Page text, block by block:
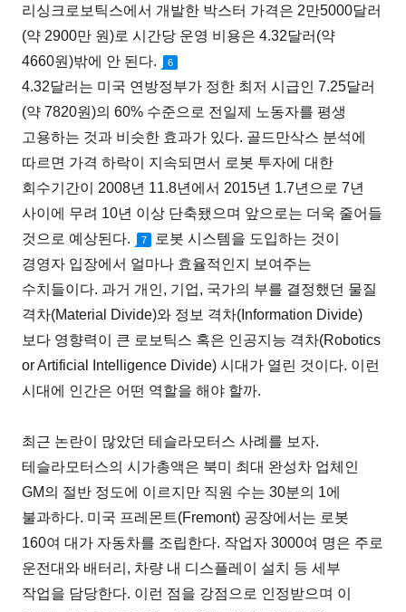
리싱크로보틱스에서 개발한 박스터 가격은 2만5000달러
(약 2900만 원)로 시간당 운영 비용은 4.32달러(약
4660원)밖에 안 된다.
6
4.32달러는 미국 연방정부가 정한 최저 시급인 7.25달러
(약 7820원)의 60% 수준으로 전일제 노동자를 평생
고용하는 것과 비슷한 효과가 있다. 골드만삭스 분석에
따르면 가격 하락이 지속되면서 로봇 투자에 대한
회수기간이 2008년 11.8년에서 2015년 1.7년으로 7년
사이에 무려 10년 이상 단축됐으며 앞으로는 더욱 줄어들
것으로 예상된다.
7
로봇 시스템을 도입하는 것이
경영자 입장에서 얼마나 효율적인지 보여주는
수치들이다. 과거 개인, 기업, 국가의 부를 결정했던 물질
격차(Material Divide)와 정보 격차(Information Divide)
보다 영향력이 큰 로보틱스 혹은 인공지능 격차(Robotics
or Artificial Intelligence Divide) 시대가 열린 것이다. 이런
시대에 인간은 어떤 역할을 해야 할까.
최근 논란이 많았던 테슬라모터스 사례를 보자.
테슬라모터스의 시가총액은 북미 최대 완성차 업체인
GM의 절반 정도에 이르지만 직원 수는 30분의 1에
불과하다. 미국 프레몬트(Fremont) 공장에서는 로봇
160여 대가 자동차를 조립한다. 작업자 3000여 명은 주로
운전대와 배터리, 차량 내 디스플레이 설치 등 세부
작업을 담당한다. 이런 점을 강점으로 인정받으며 이